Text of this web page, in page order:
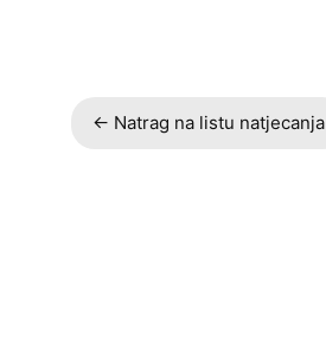
← Natrag na listu natjecanja